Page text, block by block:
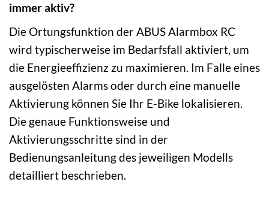
immer aktiv?
Die Ortungsfunktion der ABUS Alarmbox RC
wird typischerweise im Bedarfsfall aktiviert, um
die Energieeffizienz zu maximieren. Im Falle eines
ausgelösten Alarms oder durch eine manuelle
Aktivierung können Sie Ihr E-Bike lokalisieren.
Die genaue Funktionsweise und
Aktivierungsschritte sind in der
Bedienungsanleitung des jeweiligen Modells
detailliert beschrieben.